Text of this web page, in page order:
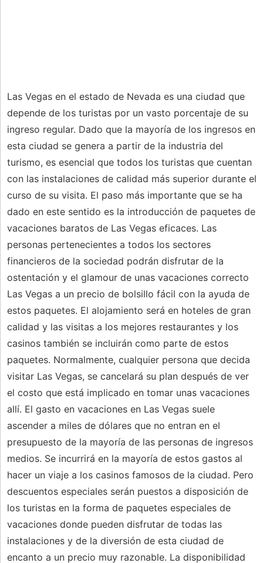
Las Vegas en el estado de Nevada es una ciudad que
depende de los turistas por un vasto porcentaje de su
ingreso regular. Dado que la mayoría de los ingresos en
esta ciudad se genera a partir de la industria del
turismo, es esencial que todos los turistas que cuentan
con las instalaciones de calidad más superior durante el
curso de su visita. El paso más importante que se ha
dado en este sentido es la introducción de paquetes de
vacaciones baratos de Las Vegas eficaces. Las
personas pertenecientes a todos los sectores
financieros de la sociedad podrán disfrutar de la
ostentación y el glamour de unas vacaciones correcto
Las Vegas a un precio de bolsillo fácil con la ayuda de
estos paquetes. El alojamiento será en hoteles de gran
calidad y las visitas a los mejores restaurantes y los
casinos también se incluirán como parte de estos
paquetes. Normalmente, cualquier persona que decida
visitar Las Vegas, se cancelará su plan después de ver
el costo que está implicado en tomar unas vacaciones
allí. El gasto en vacaciones en Las Vegas suele
ascender a miles de dólares que no entran en el
presupuesto de la mayoría de las personas de ingresos
medios. Se incurrirá en la mayoría de estos gastos al
hacer un viaje a los casinos famosos de la ciudad. Pero
descuentos especiales serán puestos a disposición de
los turistas en la forma de paquetes especiales de
vacaciones donde pueden disfrutar de todas las
instalaciones y de la diversión de esta ciudad de
encanto a un precio muy razonable. La disponibilidad